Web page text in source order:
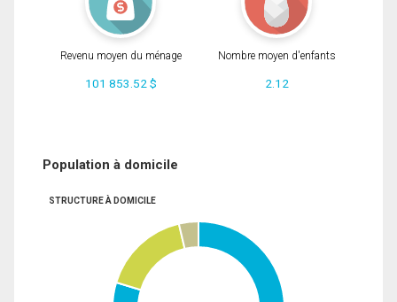
Revenu moyen du ménage
101 853.52 $
Nombre moyen d'enfants
2.12
Population à domicile
STRUCTURE À DOMICILE